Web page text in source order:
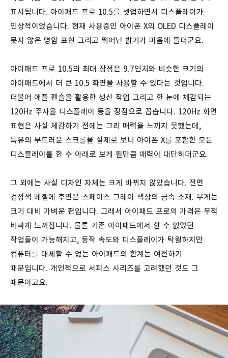
표시됩니다. 아이패드 프로 10.5를 셋업하면서 디스플레이가
인상적이었습니다. 현재 사용중인 아이폰 X의 OLED 디스플레이
못지 않은 명암 표현 그리고 뛰어난 밝기가 마음에 들더군요.
아이패드 프로 10.5의 최대 장점은 9.7인치와 비슷한 크기의
아이패드에서 더 큰 10.5 화면을 사용할 수 있다는 것입니다.
더불어 애플 펜슬을 활용한 생산 작업 그리고 한 눈에 체감되는
120Hz 주사율 디스플레이 등을 장점으로 꼽습니다. 120Hz 화면
표현은 사실 체감하기 전에는 그리 매력을 느끼지 못했는데,
특유의 부드러운 스크롤을 실제로 보니 아이폰 X를 포함한 모든
디스플레이를 한 수 아래로 보게 될만큼 매력이 대단하더군요.
그 외에는 사실 디자인 자체는 크게 바뀌지 않았습니다. 전면
검정색 베젤에 후면은 스페이스 그레이 색상의 금속 소재. 무게는
크기 대비 가벼운 편입니다. 그래서 아이패드 프로의 가격은 무척
비싸게 느껴집니다. 물론 기존 아이패드에서 할 수 없었던
작업들이 가능해지고, 동작 속도와 디스플레이가 탁월하지만
컴퓨터를 대체할 수 없는 아이패드의 한계는 여전하기
때문입니다. 개인적으로 서피스 시리즈를 고려했던 것도 그
때문이고요.